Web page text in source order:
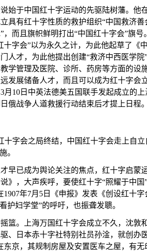
始于中国红十字运动的先驱陆树藩。他
具有红十字性质的救护组织“中国救济善
，而且旗帜鲜明打出“中国红十字会”旗
十字会”以为永久之计，为此他起草了 《
人才，为此他提出创建“救济中西医学院
学管理及医院、诊所、药房等方面的设
发展储备人才，而且可以成为红十字会
3月 10 日中英法德美五国联手发起成立的
俄战争人道救援行动结束后才提上日程。
十字会之局终结，中国红十字会走上自立
。
早已成为舆论关注的焦点， 红十字启蒙
》，大声疾呼，要使红十字“照耀于中国
1907年7月5日《申报》发表 《创设红十字
护妇学堂”的呼吁，也振聋发聩。
篮。上海万国红十字会成立不久，沈敦
、日本赤十字社特别社员孙淦，就创办
京，其规制房屋及安置医车之屋，有